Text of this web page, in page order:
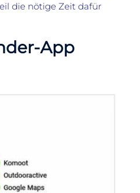
die nötige Zeit dafür
App